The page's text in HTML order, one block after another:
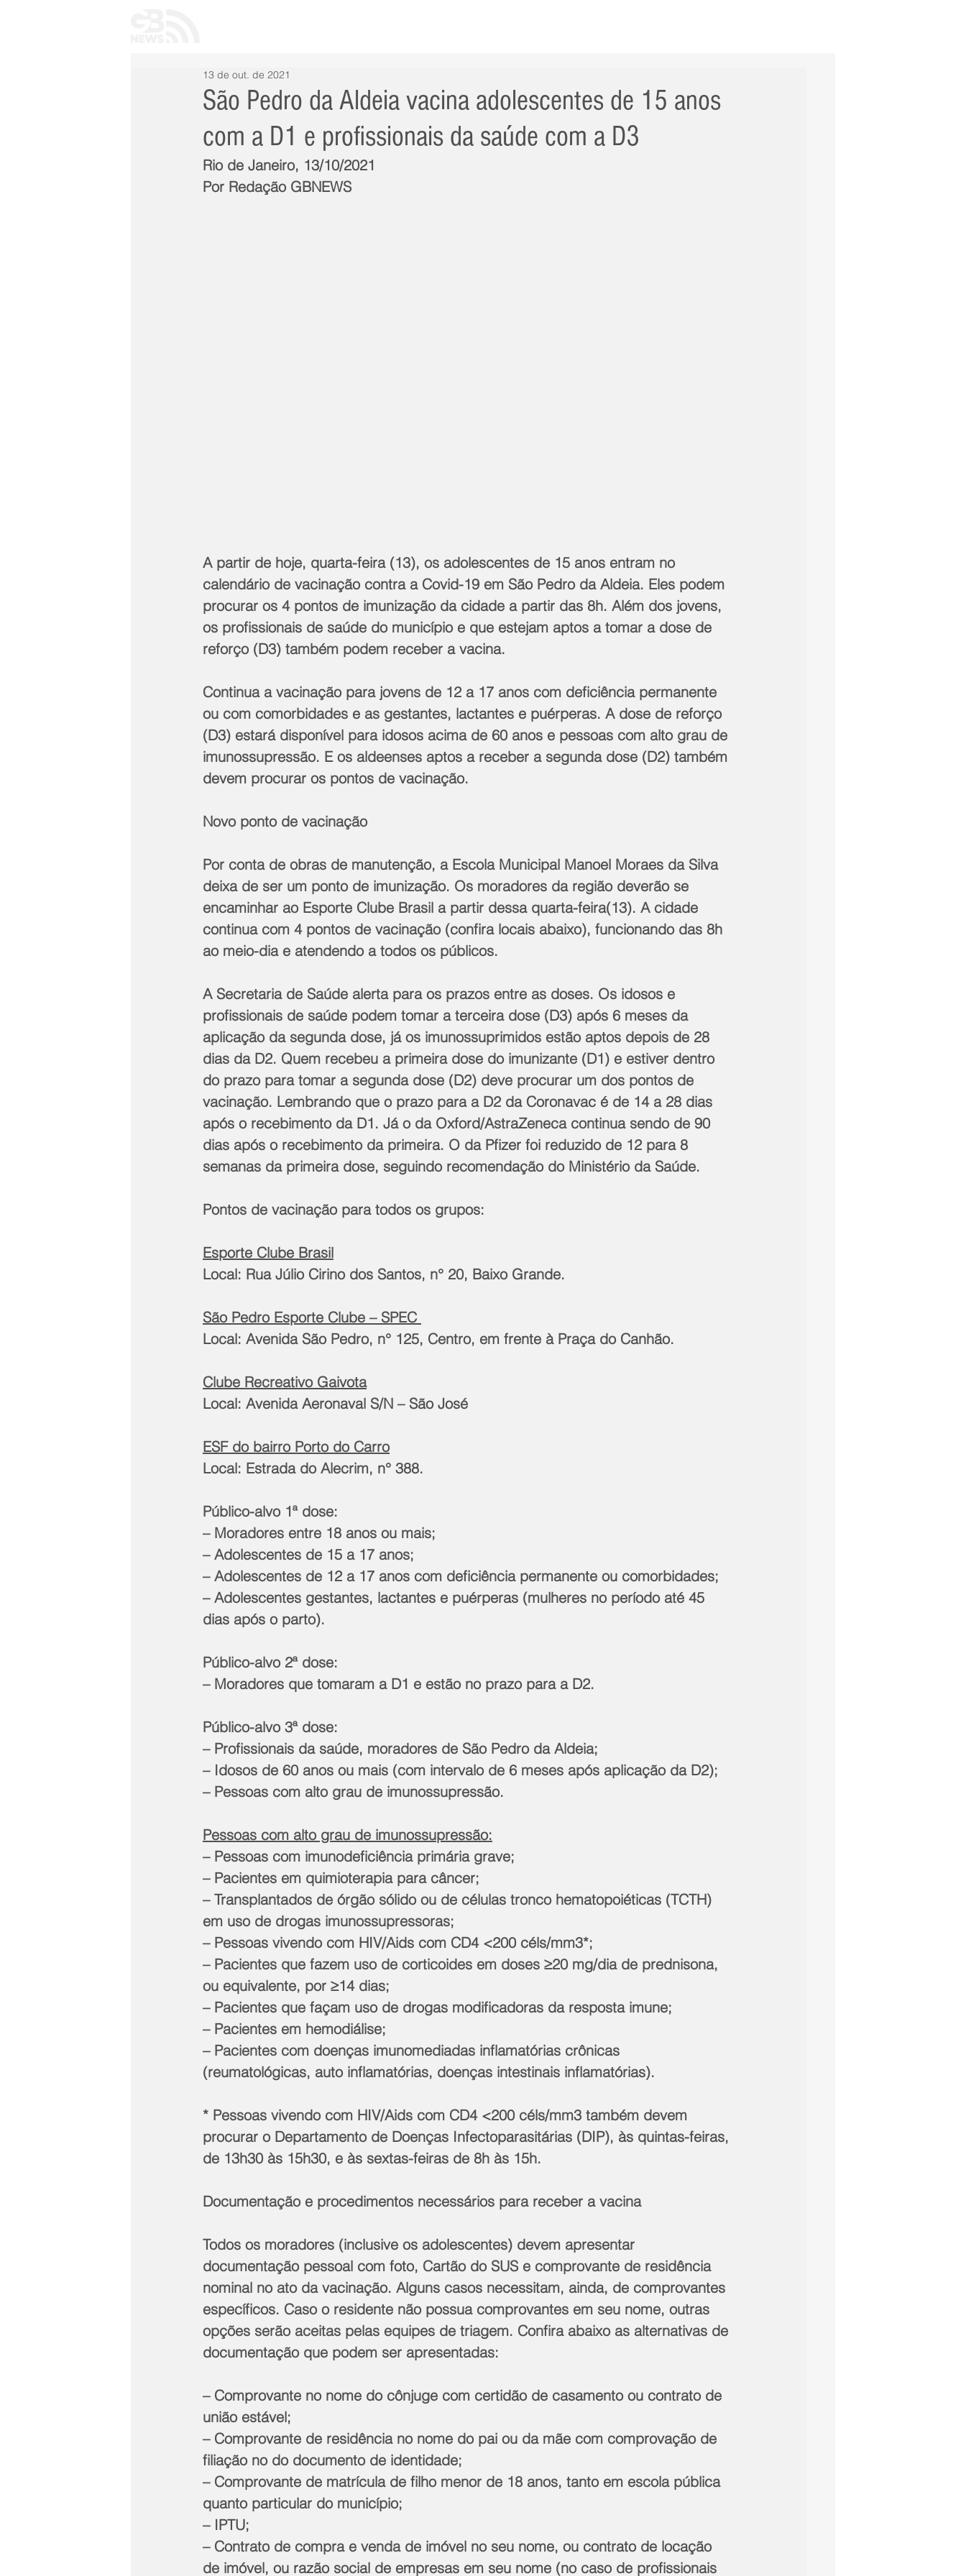
São Pedro da Aldeia vacina adolescentes de 15 anos
com a D1 e profissionais da saúde com a D3
13 de out. de 2021
Rio de Janeiro, 13/10/2021
Por Redação GBNEWS
A partir de hoje, quarta-feira (13), os adolescentes de 15 anos entram no
calendário de vacinação contra a Covid-19 em São Pedro da Aldeia. Eles podem
procurar os 4 pontos de imunização da cidade a partir das 8h. Além dos jovens,
os profissionais de saúde do município e que estejam aptos a tomar a dose de
reforço (D3) também podem receber a vacina.
Continua a vacinação para jovens de 12 a 17 anos com deficiência permanente
ou com comorbidades e as gestantes, lactantes e puérperas. A dose de reforço
(D3) estará disponível para idosos acima de 60 anos e pessoas com alto grau de
imunossupressão. E os aldeenses aptos a receber a segunda dose (D2) também
devem procurar os pontos de vacinação.
Novo ponto de vacinação
Por conta de obras de manutenção, a Escola Municipal Manoel Moraes da Silva
deixa de ser um ponto de imunização. Os moradores da região deverão se
encaminhar ao Esporte Clube Brasil a partir dessa quarta-feira(13). A cidade
continua com 4 pontos de vacinação (confira locais abaixo), funcionando das 8h
ao meio-dia e atendendo a todos os públicos.
A Secretaria de Saúde alerta para os prazos entre as doses. Os idosos e
profissionais de saúde podem tomar a terceira dose (D3) após 6 meses da
aplicação da segunda dose, já os imunossuprimidos estão aptos depois de 28
dias da D2. Quem recebeu a primeira dose do imunizante (D1) e estiver dentro
do prazo para tomar a segunda dose (D2) deve procurar um dos pontos de
vacinação. Lembrando que o prazo para a D2 da Coronavac é de 14 a 28 dias
após o recebimento da D1. Já o da Oxford/AstraZeneca continua sendo de 90
dias após o recebimento da primeira. O da Pfizer foi reduzido de 12 para 8
semanas da primeira dose, seguindo recomendação do Ministério da Saúde.
Pontos de vacinação para todos os grupos:
Esporte Clube Brasil
Local: Rua Júlio Cirino dos Santos, n° 20, Baixo Grande.
São Pedro Esporte Clube – SPEC
Local: Avenida São Pedro, n° 125, Centro, em frente à Praça do Canhão.
Clube Recreativo Gaivota
Local: Avenida Aeronaval S/N – São José
ESF do bairro Porto do Carro
Local: Estrada do Alecrim, n° 388.
Público-alvo 1ª dose:
– Moradores entre 18 anos ou mais;
– Adolescentes de 15 a 17 anos;
– Adolescentes de 12 a 17 anos com deficiência permanente ou comorbidades;
– Adolescentes gestantes, lactantes e puérperas (mulheres no período até 45
dias após o parto).
Público-alvo 2ª dose:
– Moradores que tomaram a D1 e estão no prazo para a D2.
Público-alvo 3ª dose:
– Profissionais da saúde, moradores de São Pedro da Aldeia;
– Idosos de 60 anos ou mais (com intervalo de 6 meses após aplicação da D2);
– Pessoas com alto grau de imunossupressão.
Pessoas com alto grau de imunossupressão:
– Pessoas com imunodeficiência primária grave;
– Pacientes em quimioterapia para câncer;
– Transplantados de órgão sólido ou de células tronco hematopoiéticas (TCTH)
em uso de drogas imunossupressoras;
– Pessoas vivendo com HIV/Aids com CD4 <200 céls/mm3*;
– Pacientes que fazem uso de corticoides em doses ≥20 mg/dia de prednisona,
ou equivalente, por ≥14 dias;
– Pacientes que façam uso de drogas modificadoras da resposta imune;
– Pacientes em hemodiálise;
– Pacientes com doenças imunomediadas inflamatórias crônicas
(reumatológicas, auto inflamatórias, doenças intestinais inflamatórias).
* Pessoas vivendo com HIV/Aids com CD4 <200 céls/mm3 também devem
procurar o Departamento de Doenças Infectoparasitárias (DIP), às quintas-feiras,
de 13h30 às 15h30, e às sextas-feiras de 8h às 15h.
Documentação e procedimentos necessários para receber a vacina
Todos os moradores (inclusive os adolescentes) devem apresentar
documentação pessoal com foto, Cartão do SUS e comprovante de residência
nominal no ato da vacinação. Alguns casos necessitam, ainda, de comprovantes
específicos. Caso o residente não possua comprovantes em seu nome, outras
opções serão aceitas pelas equipes de triagem. Confira abaixo as alternativas de
documentação que podem ser apresentadas:
– Comprovante no nome do cônjuge com certidão de casamento ou contrato de
união estável;
– Comprovante de residência no nome do pai ou da mãe com comprovação de
filiação no do documento de identidade;
– Comprovante de matrícula de filho menor de 18 anos, tanto em escola pública
quanto particular do município;
– IPTU;
– Contrato de compra e venda de imóvel no seu nome, ou contrato de locação
de imóvel, ou razão social de empresas em seu nome (no caso de profissionais